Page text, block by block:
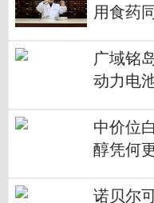
用食药
广域铭
动力电
中价位
醇凭何
诺贝尔